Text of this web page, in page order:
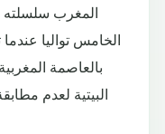
المغرب سلسلته
بالعاصمة
البيتية لعدم